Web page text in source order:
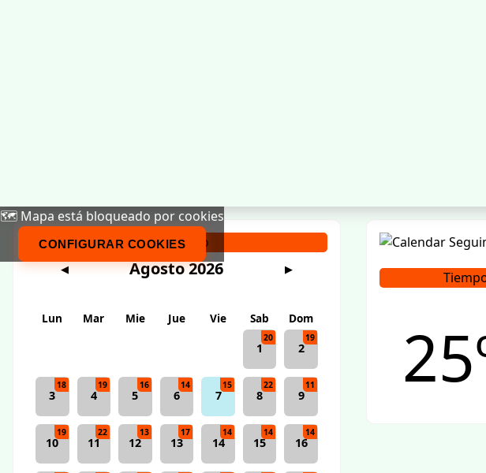
🗺️ Mapa está bloqueado por cookies
CONFIGURAR COOKIES
Calendario
◀ Agosto 2026 ▶
Lun Mar Mie Jue Vie Sab
Dom
1
20
2
19
3
18
4
19
5
16
6
14
7
15
8
22
9
11
10
19
11
22
12
13
13
17
14
14
15
14
16
14